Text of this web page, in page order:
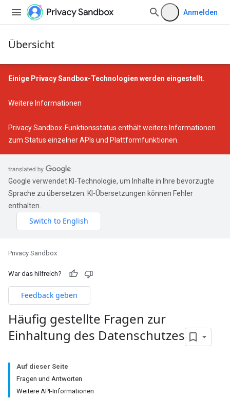
Anmelden
Übersicht
Einige Privacy Sandbox-Technologien werden eingestellt.
Weitere Informationen
Privacy Sandbox-Funktionsstatus enthält weitere Informationen
zum Status einzelner APIs und Plattformfunktionen.
Google verwendet KI-Technologie, um Inhalte in Ihre bevorzugte
Sprache zu übersetzen. KI-Übersetzungen können Fehler
enthalten.
Privacy Sandbox
War das hilfreich?
Feedback geben
Häufig gestellte Fragen zur
Einhaltung des Datenschutzes
Auf dieser Seite
Fragen und Antworten
Weitere API-Informationen